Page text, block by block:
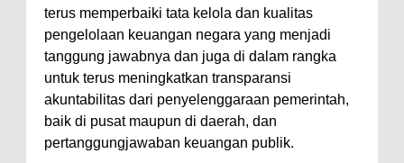
terus memperbaiki tata kelola dan kualitas
pengelolaan keuangan negara yang menjadi
tanggung jawabnya dan juga di dalam rangka
untuk terus meningkatkan transparansi
akuntabilitas dari penyelenggaraan pemerintah,
baik di pusat maupun di daerah, dan
pertanggungjawaban keuangan publik.